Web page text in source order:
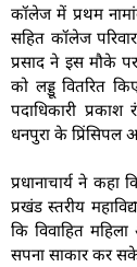
कॉलेज में प्रथम
सहित कॉलेज
प्रसाद ने इस मौके
को लड्डू वितरित
पदाधिकारी
धनपुरा के
प्रधानाचार्य ने
प्रखंड स्तरीय
कि विवाहित
सपना साकार कर